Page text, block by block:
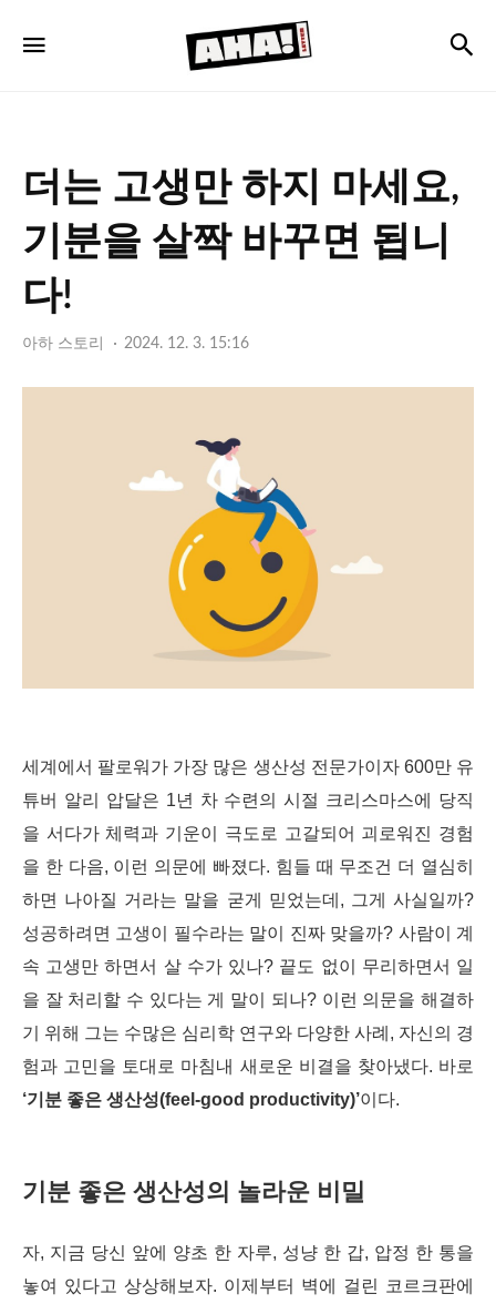
아
하
더는 고생만 하지 마세요,
기분을 살짝 바꾸면 됩니
다!
아하 스토리 2024. 12. 3. 15:16
세계에서 팔로워가 가장 많은 생산성 전문가이자 600만 유
튜버 알리 압달은 1년 차 수련의 시절 크리스마스에 당직
을 서다가 체력과 기운이 극도로 고갈되어 괴로워진 경험
을 한 다음, 이런 의문에 빠졌다. 힘들 때 무조건 더 열심히
하면 나아질 거라는 말을 굳게 믿었는데, 그게 사실일까?
성공하려면 고생이 필수라는 말이 진짜 맞을까? 사람이 계
속 고생만 하면서 살 수가 있나? 끝도 없이 무리하면서 일
을 잘 처리할 수 있다는 게 말이 되나? 이런 의문을 해결하
기 위해 그는 수많은 심리학 연구와 다양한 사례, 자신의 경
험과 고민을 토대로 마침내 새로운 비결을 찾아냈다. 바로
‘기분 좋은 생산성(feel-good productivity)’이다.
기분 좋은 생산성의 놀라운 비밀
자, 지금 당신 앞에 양초 한 자루, 성냥 한 갑, 압정 한 통을
놓여 있다고 상상해보자. 이제부터 벽에 걸린 코르크판에